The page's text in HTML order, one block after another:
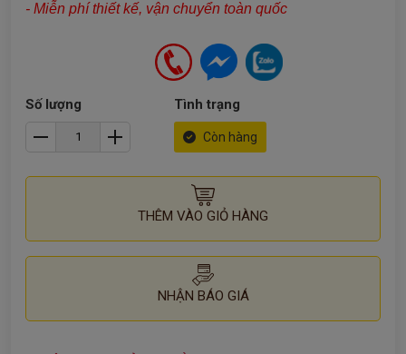
- Miễn phí thiết kế, vận chuyển toàn quốc
Số lượng Tình trạng
Còn hàng
THÊM VÀO GIỎ HÀNG
NHẬN BÁO GIÁ